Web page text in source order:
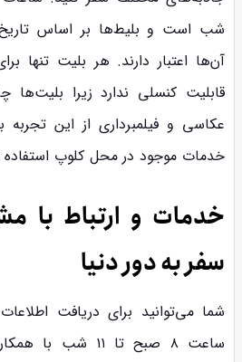
شب است و بلیط‌ها بر اساس
آن‌ها اعتبار دارند. هر بلیت تنها
قابلیت کنسلی ندارد زیرا بلیت‌ها
عکاسی و فیلمبرداری از این تجربه
خدمات موجود در محل کلوپ استفاده
خدمات و ارتباط با
سفر به دور دنیا
شما می‌توانید برای دریافت
ساعت ۸ صبح تا ۱۱